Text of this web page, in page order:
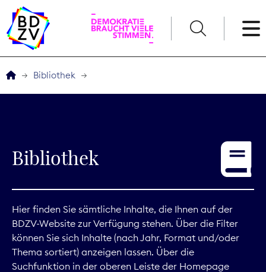
Service
Digitales
Kommunikation
Bibliothek
Bibliothek
Hier finden Sie sämtliche Inhalte, die Ihnen auf der
BDZV-Website zur Verfügung stehen. Über die Filter
können Sie sich Inhalte (nach Jahr, Format und/oder
Thema sortiert) anzeigen lassen. Über die
Suchfunktion in der oberen Leiste der Homepage